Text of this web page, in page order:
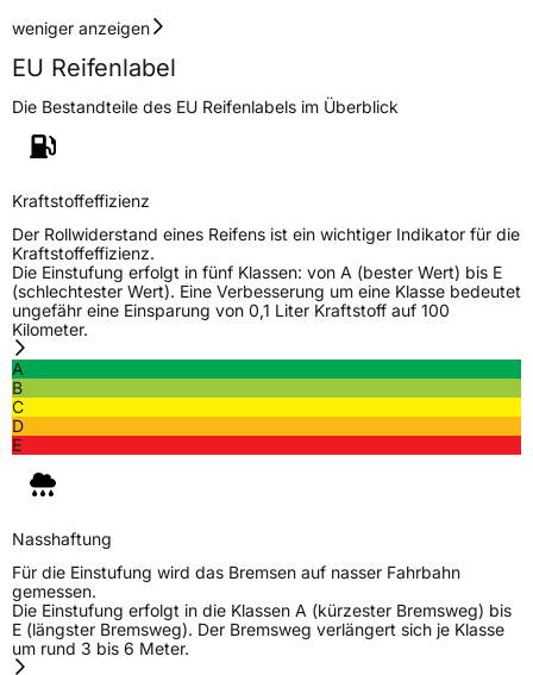
3PMSF / Schneeflockensymbol / Alpine-Symbol
EPREL ID
Allgemeine Produktsicherheit (GPSR)
Herstellerkontakt
2930 Brasschaat, compliance@deldo.com
weniger anzeigen
EU Reifenlabel
Die Bestandteile des EU Reifenlabels im Überblick
Kraftstoffeffizienz
Der Rollwiderstand eines Reifens ist ein wichtiger Indikator für die
Kraftstoffeffizienz.
Die Einstufung erfolgt in fünf Klassen: von A (bester Wert) bis E
(schlechtester Wert). Eine Verbesserung um eine Klasse bedeutet
ungefähr eine Einsparung von 0,1 Liter Kraftstoff auf 100
Kilometer.
A
B
C
D
E
Nasshaftung
Für die Einstufung wird das Bremsen auf nasser Fahrbahn
gemessen.
Die Einstufung erfolgt in die Klassen A (kürzester Bremsweg) bis
E (längster Bremsweg). Der Bremsweg verlängert sich je Klasse
um rund 3 bis 6 Meter.